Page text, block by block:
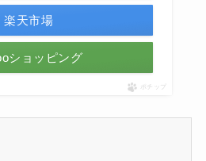
楽天市場
ショッピング
ポチップ